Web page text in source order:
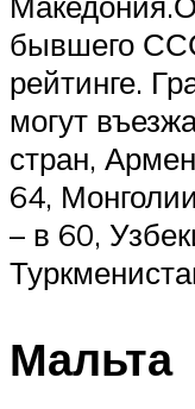
бывшего
рейтинге.
могут
стран,
64,
– в 60,
Мальта